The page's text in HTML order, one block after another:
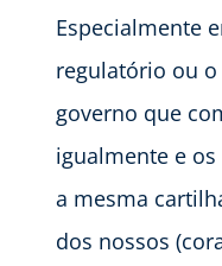
Especialmente
regulatório ou o
governo que
igualmente e
a mesma
dos nossos